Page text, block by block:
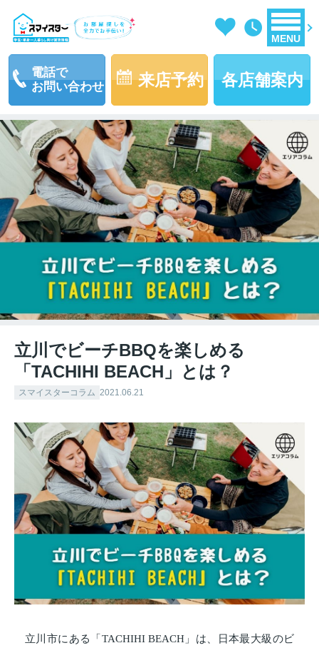
MENU
電話で
お問い合わせ
来店予約 各店舗案内
立川でビーチBBQを楽しめる
「TACHIHI BEACH」とは？
スマイスターコラム 2021.06.21
立川市にある「TACHIHI BEACH」は、日本最大級のビ